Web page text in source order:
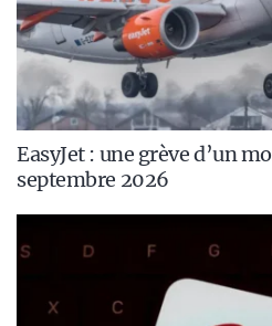
EasyJet : une grève d’un
septembre 2026